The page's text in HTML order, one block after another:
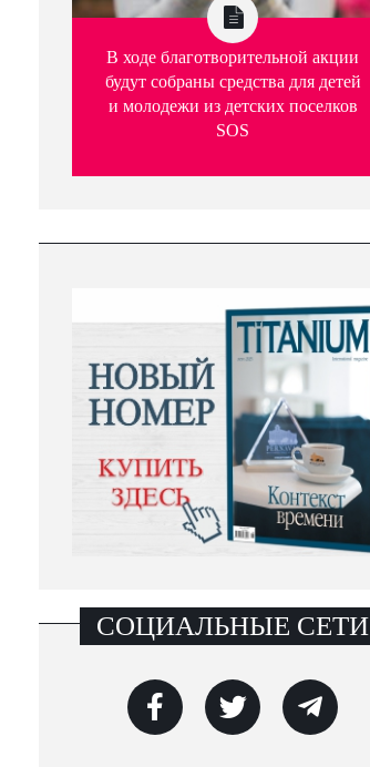
В ходе благотворительной акции
будут собраны средства для детей
и молодежи из детских поселков
SOS
СОЦИАЛЬНЫЕ СЕТИ